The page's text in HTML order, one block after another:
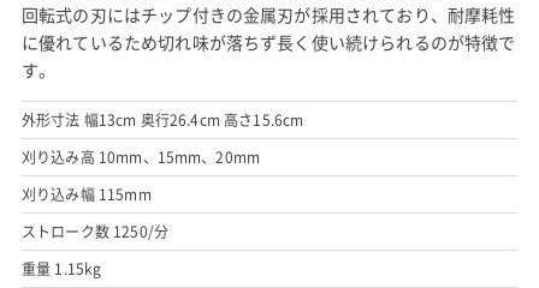
回転式の刃にはチップ付きの金属刃が採用されており、耐摩耗性
に優れているため切れ味が落ちず長く使い続けられるのが特徴で
す。
外形寸法 幅13cm 奥行26.4cm 高さ15.6cm
刈り込み高 10mm、15mm、20mm
刈り込み幅 115mm
ストローク数 1250/分
重量 1.15kg